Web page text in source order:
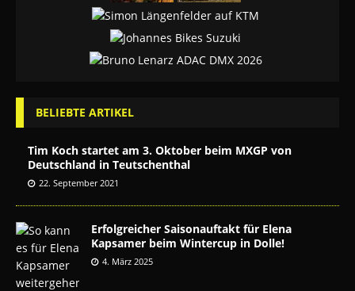
BELIEBTE ARTIKEL
Tim Koch startet am 3. Oktober beim MXGP von
Deutschland in Teutschenthal
22. September 2021
Erfolgreicher Saisonauftakt für Elena
Kapsamer beim Wintercup in Dolle!
4. März 2025